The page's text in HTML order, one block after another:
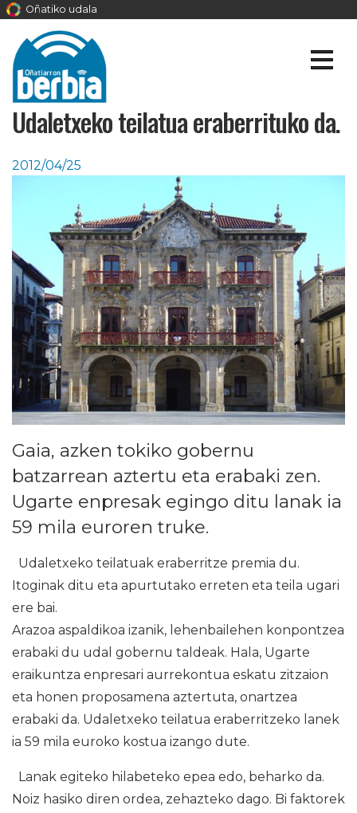
Oñatiko udala
Udaletxeko teilatua eraberrituko da.
2012/04/25
Gaia, azken tokiko gobernu
batzarrean aztertu eta erabaki zen.
Ugarte enpresak egingo ditu lanak ia
59 mila euroren truke.
Udaletxeko teilatuak eraberritze premia du.
Itoginak ditu eta apurtutako erreten eta teila ugari
ere bai.
Arazoa aspaldikoa izanik, lehenbailehen konpontzea
erabaki du udal gobernu taldeak. Hala, Ugarte
eraikuntza enpresari aurrekontua eskatu zitzaion
eta honen proposamena aztertuta, onartzea
erabaki da. Udaletxeko teilatua eraberritzeko lanek
ia 59 mila euroko kostua izango dute.
Lanak egiteko hilabeteko epea edo, beharko da.
Noiz hasiko diren ordea, zehazteko dago. Bi faktorek